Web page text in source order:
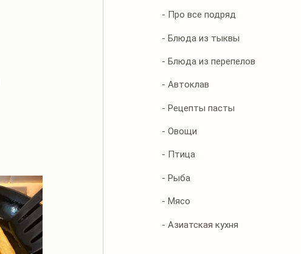
- Про все подряд
- Блюда из тыквы
- Блюда из перепелов
- Автоклав
- Рецепты пасты
- Овощи
- Птица
- Рыба
- Мясо
- Азиатская кухня